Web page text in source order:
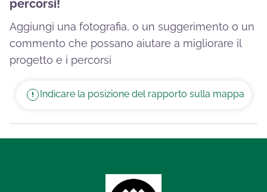
percorsi!
Aggiungi una fotografia, o un suggerimento o un
commento che possano aiutare a migliorare il
progetto e i percorsi
Indicare la posizione del rapporto sulla mappa